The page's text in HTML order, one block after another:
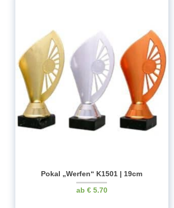
Pokal „Werfen“ K1501 | 19cm
€5.70